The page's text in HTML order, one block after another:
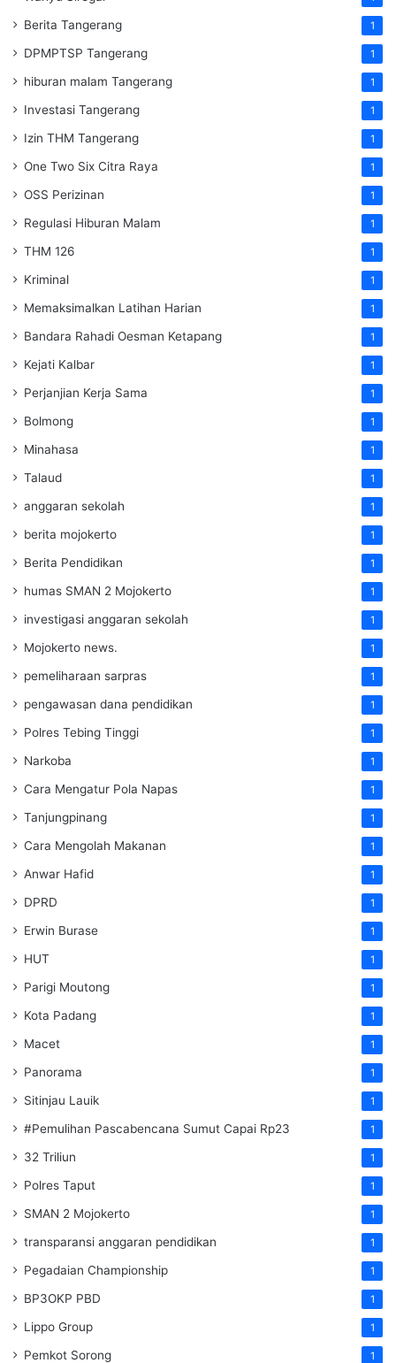
Berita Tangerang 1
DPMPTSP Tangerang 1
hiburan malam Tangerang 1
Investasi Tangerang 1
Izin THM Tangerang 1
One Two Six Citra Raya 1
OSS Perizinan 1
Regulasi Hiburan Malam 1
THM 126 1
Kriminal 1
Memaksimalkan Latihan Harian 1
Bandara Rahadi Oesman Ketapang 1
Kejati Kalbar 1
Perjanjian Kerja Sama 1
Bolmong 1
Minahasa 1
Talaud 1
anggaran sekolah 1
berita mojokerto 1
Berita Pendidikan 1
humas SMAN 2 Mojokerto 1
investigasi anggaran sekolah 1
Mojokerto news. 1
pemeliharaan sarpras 1
pengawasan dana pendidikan 1
Polres Tebing Tinggi 1
Narkoba 1
Cara Mengatur Pola Napas 1
Tanjungpinang 1
Cara Mengolah Makanan 1
Anwar Hafid 1
DPRD 1
Erwin Burase 1
HUT 1
Parigi Moutong 1
Kota Padang 1
Macet 1
Panorama 1
Sitinjau Lauik 1
#Pemulihan Pascabencana Sumut Capai Rp23 1
32 Triliun 1
Polres Taput 1
SMAN 2 Mojokerto 1
transparansi anggaran pendidikan 1
Pegadaian Championship 1
BP3OKP PBD 1
Lippo Group 1
Pemkot Sorong 1